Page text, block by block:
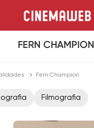
FERN CHAMPION
Fern Champion
Filmografia